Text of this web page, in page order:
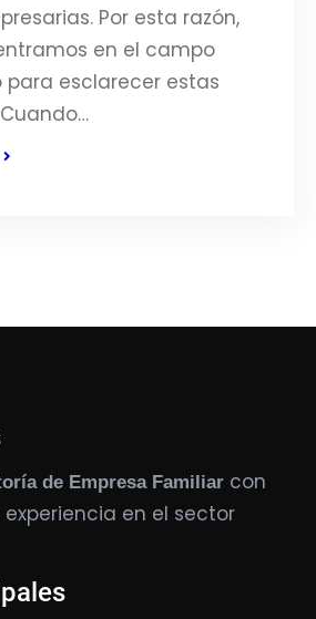
Por esta razón,
en el campo
para esclarecer estas
de Empresa Familiar con
en el sector